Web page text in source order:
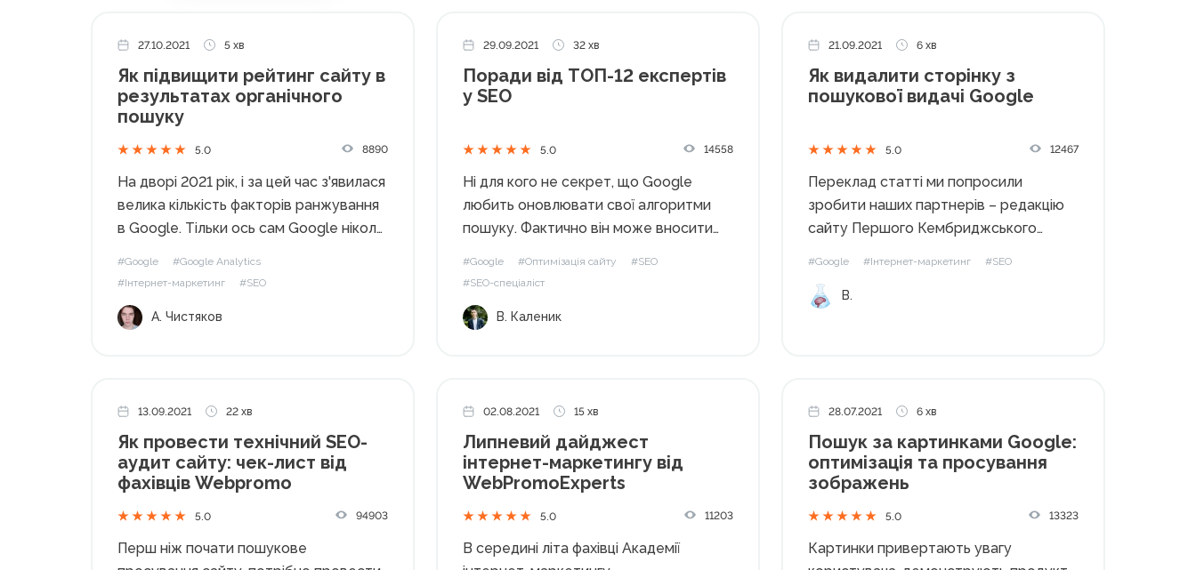
27.10.2021 5 хв
Як підвищити рейтинг сайту в
результатах органічного
пошуку
5.0 8890
На дворі 2021 рік, і за цей час з'явилася
велика кількість факторів ранжування
в Google. Тільки ось сам Google ніколи
з'являється...
#Google
#Google Analytics
#Інтернет-маркетинг
#SEO
А. Чистяков
29.09.2021 32 хв
Поради від ТОП-12 експертів
у SEO
5.0 14558
Ні для кого не секрет, що Google
любить оновлювати свої алгоритми
пошуку. Фактично він може вносити
SEO-експертами. Ми вирішили
#Google #Оптимізація сайту
#SEO
#SEO-спеціаліст
В. Каленик
21.09.2021 6 хв
Як видалити сторінку з
пошукової видачі Google
5.0 12467
Переклад статті ми попросили
зробити наших партнерів – редакцію
сайту Першого Кембриджського
пошуковій видачі може бути чимало. У
#Google #Інтернет-маркетинг #SEO
B.
13.09.2021 22 хв
Як провести технічний SEO-
аудит сайту: чек-лист від
фахівців Webpromo
5.0 94903
Перш ніж почати пошукове
02.08.2021 15 хв
Липневий дайджест
інтернет-маркетингу від
WebPromoExperts
5.0 11203
В середині літа фахівці Академії
28.07.2021 6 хв
Пошук за картинками Google:
оптимізація та просування
зображень
5.0 13323
Картинки привертають увагу